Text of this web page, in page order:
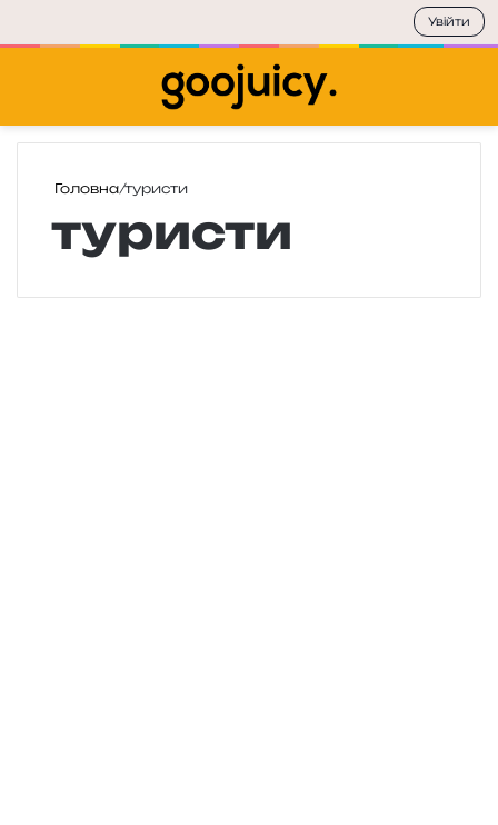
Головна/туристи
туристи
Увійти